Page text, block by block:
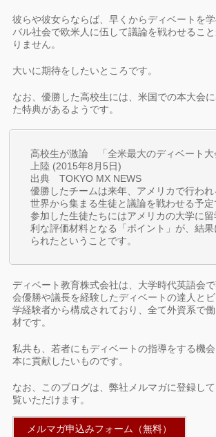
彼らや彼女らならば、早くからディベートを
バル社会で欧米人に伍して議論を戦わせるこ
りません。
大いに期待をしたいところです。
なお、優勝した高校生には、米国での本大会
た特典があるようです。
高校生が激論 「全米最大のディベート大
上陸 (2015年8月5日)
出典 TOKYO MX NEWS
優勝したチームは来年、アメリカで行われ
世界から集まる生徒と議論を戦わせる予定
参加した生徒たちにはアメリカの大学に
利な評価材料となる「ポイント」が、結果
られたということです。
ディベート教育株式会社は、大学時代英語会
会優勝や議長を経験したディベートの達人と
学経験者から構成されており、全て外資系で
材です。
私共も、若者にもディベートの指導をする機
本に貢献したいものです。
なお、このブログは、弊社メルマガに登録し
覧いただけます。
メルマガ申込みフォーム（無料）